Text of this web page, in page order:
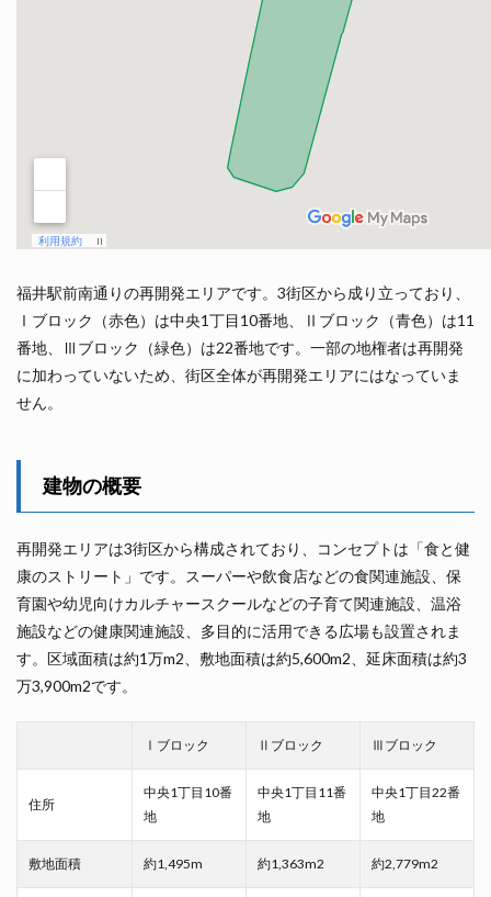
福井駅前南通りの再開発エリアです。3街区から成り立っており、
Ⅰブロック（赤色）は中央1丁目10番地、Ⅱブロック（青色）は11
番地、Ⅲブロック（緑色）は22番地です。一部の地権者は再開発
に加わっていないため、街区全体が再開発エリアにはなっていま
せん。
建物の概要
再開発エリアは3街区から構成されており、コンセプトは「食と健
康のストリート」です。スーパーや飲食店などの食関連施設、保
育園や幼児向けカルチャースクールなどの子育て関連施設、温浴
施設などの健康関連施設、多目的に活用できる広場も設置されま
す。区域面積は約1万m2、敷地面積は約5,600m2、延床面積は約3
万3,900m2です。
Ⅰブロック Ⅱブロック Ⅲブロック
住所
中央1丁目10番
地
中央1丁目11番
地
中央1丁目22番
地
敷地面積 約1,495m 約1,363m2 約2,779m2